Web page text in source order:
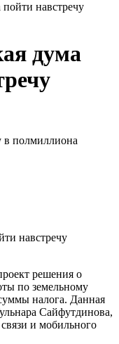
пойти навстречу
дума
в полмиллиона
решения о
по земельному
налога. Данная
Сайфутдинова,
и мобильного